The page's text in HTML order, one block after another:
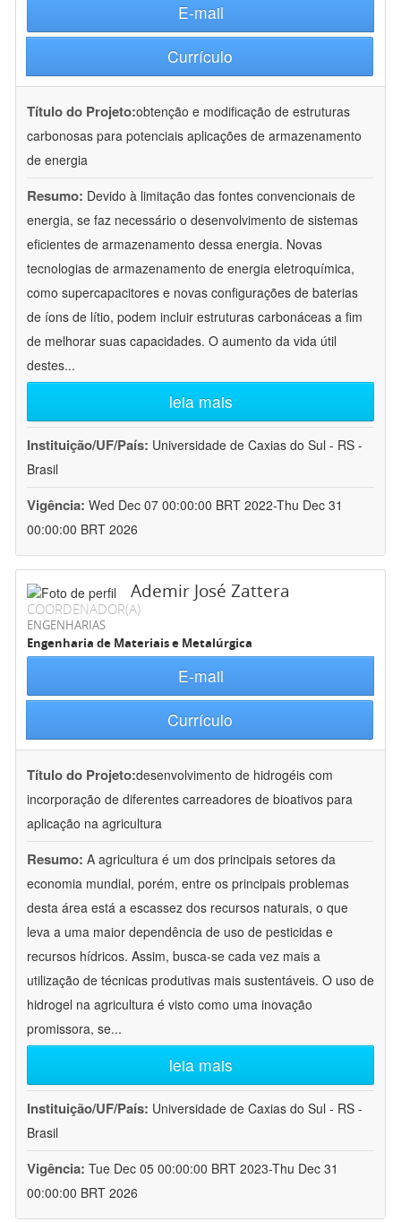
E-mail
Currículo
Título do Projeto:obtenção e modificação de estruturas
carbonosas para potenciais aplicações de armazenamento
de energia
Resumo: Devido à limitação das fontes convencionais de
energia, se faz necessário o desenvolvimento de sistemas
eficientes de armazenamento dessa energia. Novas
tecnologias de armazenamento de energia eletroquímica,
como supercapacitores e novas configurações de baterias
de íons de lítio, podem incluir estruturas carbonáceas a fim
de melhorar suas capacidades. O aumento da vida útil
destes...
leia mais
Instituição/UF/País: Universidade de Caxias do Sul - RS -
Brasil
Vigência: Wed Dec 07 00:00:00 BRT 2022-Thu Dec 31
00:00:00 BRT 2026
Ademir José Zattera
COORDENADOR(A)
ENGENHARIAS
Engenharia de Materiais e Metalúrgica
E-mail
Currículo
Título do Projeto:desenvolvimento de hidrogéis com
incorporação de diferentes carreadores de bioativos para
aplicação na agricultura
Resumo: A agricultura é um dos principais setores da
economia mundial, porém, entre os principais problemas
desta área está a escassez dos recursos naturais, o que
leva a uma maior dependência de uso de pesticidas e
recursos hídricos. Assim, busca-se cada vez mais a
utilização de técnicas produtivas mais sustentáveis. O uso de
hidrogel na agricultura é visto como uma inovação
promissora, se...
leia mais
Instituição/UF/País: Universidade de Caxias do Sul - RS -
Brasil
Vigência: Tue Dec 05 00:00:00 BRT 2023-Thu Dec 31
00:00:00 BRT 2026